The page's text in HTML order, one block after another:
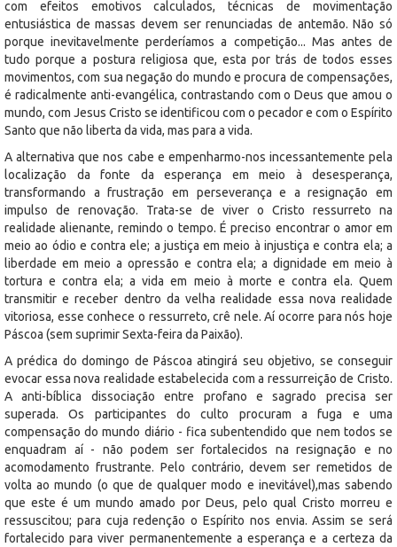
com efeitos emotivos calculados, técnicas de movimentação
entusiástica de massas devem ser renunciadas de antemão. Não só
porque inevitavelmente perderíamos a competição... Mas antes de
tudo porque a postura religiosa que, esta por trás de todos esses
movimentos, com sua negação do mundo e procura de compensações,
é radicalmente anti-evangélica, contrastando com o Deus que amou o
mundo, com Jesus Cristo se identificou com o pecador e com o Espírito
Santo que não liberta da vida, mas para a vida.
A alternativa que nos cabe e empenharmo-nos incessantemente pela
localização da fonte da esperança em meio à desesperança,
transformando a frustração em perseverança e a resignação em
impulso de renovação. Trata-se de viver o Cristo ressurreto na
realidade alienante, remindo o tempo. É preciso encontrar o amor em
meio ao ódio e contra ele; a justiça em meio à injustiça e contra ela; a
liberdade em meio a opressão e contra ela; a dignidade em meio à
tortura e contra ela; a vida em meio à morte e contra ela. Quem
transmitir e receber dentro da velha realidade essa nova realidade
vitoriosa, esse conhece o ressurreto, crê nele. Aí ocorre para nós hoje
Páscoa (sem suprimir Sexta-feira da Paixão).
A prédica do domingo de Páscoa atingirá seu objetivo, se conseguir
evocar essa nova realidade estabelecida com a ressurreição de Cristo.
A anti-bíblica dissociação entre profano e sagrado precisa ser
superada. Os participantes do culto procuram a fuga e uma
compensação do mundo diário - fica subentendido que nem todos se
enquadram aí - não podem ser fortalecidos na resignação e no
acomodamento frustrante. Pelo contrário, devem ser remetidos de
volta ao mundo (o que de qualquer modo e inevitável),mas sabendo
que este é um mundo amado por Deus, pelo qual Cristo morreu e
ressuscitou; para cuja redenção o Espírito nos envia. Assim se será
fortalecido para viver permanentemente a esperança e a certeza da